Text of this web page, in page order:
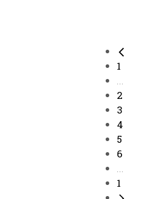
1
...
2
3
4
5
6
...
1